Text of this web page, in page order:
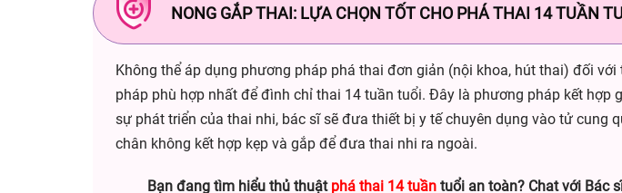
NONG GẮP THAI: LỰA CHỌN TỐT CHO PHÁ THAI 14 TUẦN
Không thể áp dụng phương pháp phá thai đơn giản (nội khoa, hút thai) đối
pháp phù hợp nhất để đình chỉ thai 14 tuần tuổi. Đây là phương pháp kết
sự phát triển của thai nhi, bác sĩ sẽ đưa thiết bị y tế chuyên dụng vào tử
chân không kết hợp kẹp và gắp để đưa thai nhi ra ngoài.
Bạn đang tìm hiểu thủ thuật phá thai 14 tuần tuổi an toàn? Chat với Bác